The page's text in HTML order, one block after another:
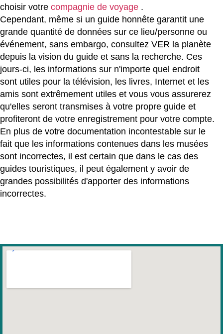
choisir votre compagnie de voyage .
Cependant, même si un guide honnête garantit une
grande quantité de données sur ce lieu/personne ou
événement, sans embargo, consultez VER la planète
depuis la vision du guide et sans la recherche. Ces
jours-ci, les informations sur n'importe quel endroit
sont utiles pour la télévision, les livres, Internet et les
amis sont extrêmement utiles et vous vous assurerez
qu'elles seront transmises à votre propre guide et
profiteront de votre enregistrement pour votre compte.
En plus de votre documentation incontestable sur le
fait que les informations contenues dans les musées
sont incorrectes, il est certain que dans le cas des
guides touristiques, il peut également y avoir de
grandes possibilités d'apporter des informations
incorrectes.